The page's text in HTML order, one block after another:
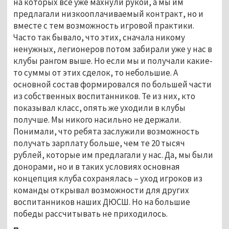
предлагали низкооплачиваемый контракт, но и
вместе с тем возможность игровой практики.
Часто так бывало, что этих, сначала никому
ненужных, легионеров потом забирали уже у нас в
клубы рангом выше. Но если мы и получали какие-
то суммы от этих сделок, то небольшие. А
основной состав формировался по большей части
из собственных воспитанников. Те из них, кто
показывал класс, опять же уходили в клубы
получше. Мы никого насильно не держали.
Понимали, что ребята заслужили возможность
получать зарплату больше, чем те 20 тысяч
рублей, которые им предлагали у нас. Да, мы были
донорами, но и в таких условиях основная
концепция клуба сохранялась – уход игроков из
команды открывал возможности для других
воспитанников наших ДЮСШ. Но на большие
победы рассчитывать не приходилось.